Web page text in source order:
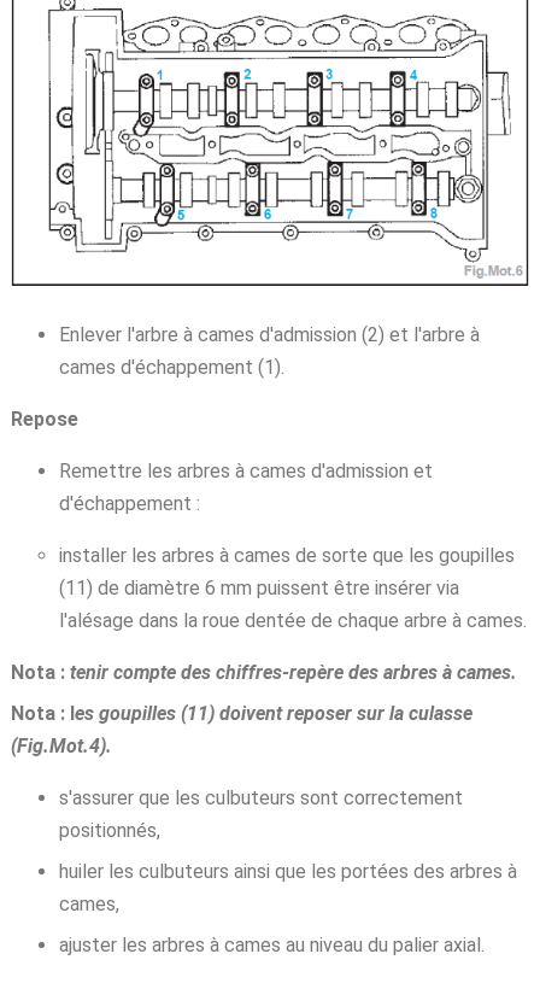
Enlever l'arbre à cames d'admission (2) et l'arbre à
cames d'échappement (1).
Repose
Remettre les arbres à cames d'admission et
d'échappement :
installer les arbres à cames de sorte que les goupilles
(11) de diamètre 6 mm puissent être insérer via
l'alésage dans la roue dentée de chaque arbre à cames.
Nota : tenir compte des chiffres-repère des arbres à cames.
Nota : les goupilles (11) doivent reposer sur la culasse
(Fig.Mot.4).
s'assurer que les culbuteurs sont correctement
positionnés,
huiler les culbuteurs ainsi que les portées des arbres à
cames,
ajuster les arbres à cames au niveau du palier axial.